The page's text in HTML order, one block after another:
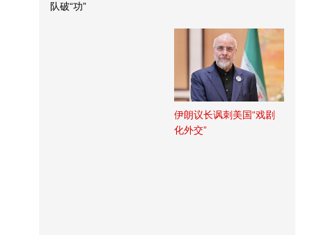
队破“功”
伊朗议长讽刺美国“戏剧
化外交”